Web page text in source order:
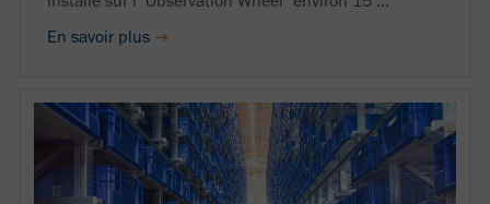
En savoir plus